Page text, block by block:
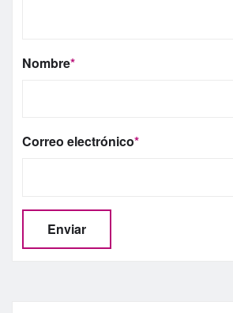
Nombre*
Correo electrónico*